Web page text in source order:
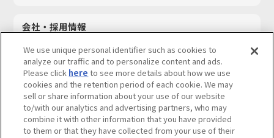
会社・採用情報
採用情報
サステナビリティ
お問い合わせ
We use unique personal identifier such as cookies to
analyze our traffic and to personalize content and ads.
Please click here to see more details about how we use
cookies and the retention period of each cookie. We may
sell or share information about your use of our website
to/with our analytics and advertising partners, who may
combine it with other information that you have provided
to them or that they have collected from your use of their